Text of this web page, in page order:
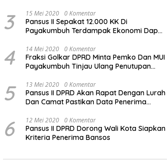
3 15 Mei 2020 0 Komentar
Pansus II Sepakat 12.000 KK Di
Payakumbuh Terdampak Ekonomi Dapat
4 14 Mei 2020 0 Komentar
Fraksi Golkar DPRD Minta Pemko Dan MUI
Payakumbuh Tinjau Ulang Penutupan
5 13 Mei 2020 0 Komentar
Pansus II DPRD Akan Rapat Dengan Lurah
Dan Camat Pastikan Data Penerima
6 12 Mei 2020 0 Komentar
Pansus II DPRD Dorong Wali Kota Siapkan
Kriteria Penerima Bansos